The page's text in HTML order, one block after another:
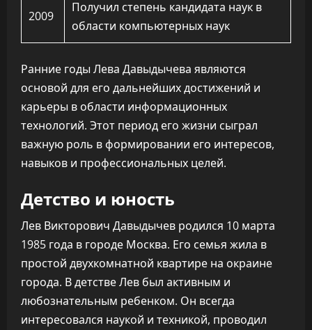
2009
Получил степень кандидата наук в
области компьютерных наук
Ранние годы Лева Давыдычева являются
основой для его дальнейших достижений и
карьеры в области информационных
технологий. Этот период его жизни сыграл
важную роль в формировании его интересов,
навыков и профессиональных целей.
Детство и юность
Лев Викторович Давыдычев родился 10 марта
1985 года в городе Москва. Его семья жила в
простой двухкомнатной квартире на окраине
города. В детстве Лев был активным и
любознательным ребенком. Он всегда
интересовался наукой и техникой, проводил